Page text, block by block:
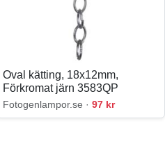
Oval kätting, 18x12mm,
Förkromat järn 3583QP
Fotogenlampor.se ·97 kr